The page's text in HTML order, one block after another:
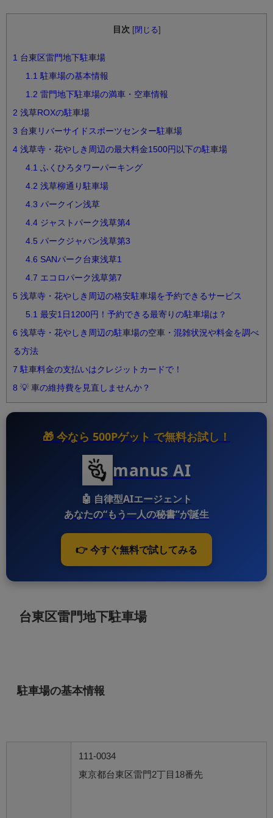
目次 閉じる
1 台東区雷門地下駐車場
1.1 駐車場の基本情報
1.2 雷門地下駐車場の満車・空車情報
2 浅草ROXの駐車場
3 台東リバーサイドスポーツセンター駐車場
4 浅草寺・花やしき周辺の最大料金1500円以下の駐車場
4.1 ふくひろタワーパーキング
4.2 浅草柳通り駐車場
4.3 パークイン浅草
4.4 ジャストパーク浅草第4
4.5 パークジャパン浅草第3
4.6 SANパーク台東浅草1
4.7 エコロパーク浅草第7
5 浅草寺・花やしき周辺の格安駐車場を予約できるサービス
5.1 最安1日1200円！予約できる最寄りの駐車場は？
6 浅草寺・花やしき周辺の駐車場の空車・混雑状況や料金を調べ
る方法
7 駐車料金の支払いはクレジットカードで！
8 💡 車の維持費を見直しませんか？
🎁 今なら 500Pゲット で無料お試し！
manus AI
🤖 自律型AIエージェント
あなたの“もう一人の秘書”が誕生
👉 今すぐ無料で試してみる
台東区雷門地下駐車場
駐車場の基本情報
111-0034
東京都台東区雷門2丁目18番先